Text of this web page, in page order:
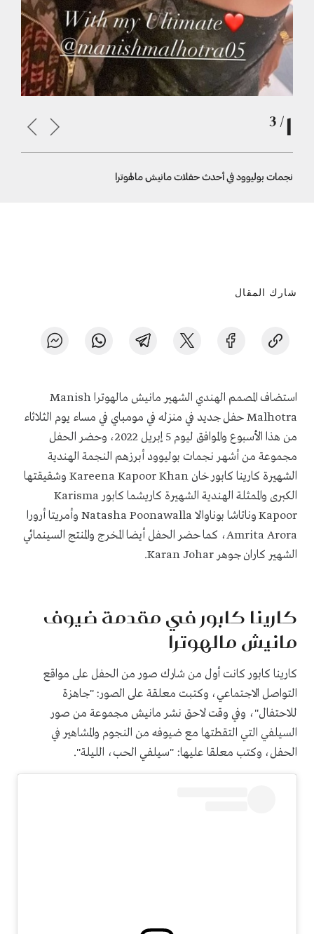
نجمات بوليوود في أحدث حفلات مانيش مالهوترا
شارك المقال
استضاف المصمم الهندي الشهير مانيش مالهوتراManish
Malhotraحفل جديد في منزله في مومباي في مساء يوم الثلاثاء
من هذا الأسبوع والموافق ليوم 5 إبريل 2022، وحضر الحفل
مجموعة من أشهر نجمات بوليوود أبرزهم النجمة الهندية
الشهيرة كارينا كابور خانKareena Kapoor Khanوشقيقتها
الكبرى والممثلة الهندية الشهيرة كاريشما كابورKarisma
Kapoorوناتاشا بوناوالاNatasha Poonawallaوأمريتا أرورا
Amrita Arora، كما حضر الحفل أيضا المخرج والمنتج السينمائي
الشهير كاران جوهرKaran Johar
.
كارينا كابور في مقدمة ضيوف
مانيش مالهوترا
كارينا كابور كانت أول من شارك صور من الحفل على مواقع
التواصل الاجتماعي، وكتبت معلقة على الصور: "جاهزة
للاحتفال"، وفي وقت لاحق نشر مانيش مجموعة من صور
السيلفي التي التقطتها مع ضيوفه من النجوم والمشاهير في
الحفل، وكتب معلقا عليها: "سيلفي الحب، الليلة".